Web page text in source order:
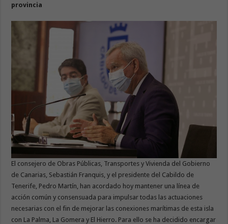
provincia
El consejero de Obras Públicas, Transportes y Vivienda del Gobierno
de Canarias, Sebastián Franquis, y el presidente del Cabildo de
Tenerife, Pedro Martín, han acordado hoy mantener una línea de
acción común y consensuada para impulsar todas las actuaciones
necesarias con el fin de mejorar las conexiones marítimas de esta isla
con La Palma, La Gomera y El Hierro. Para ello se ha decidido encargar